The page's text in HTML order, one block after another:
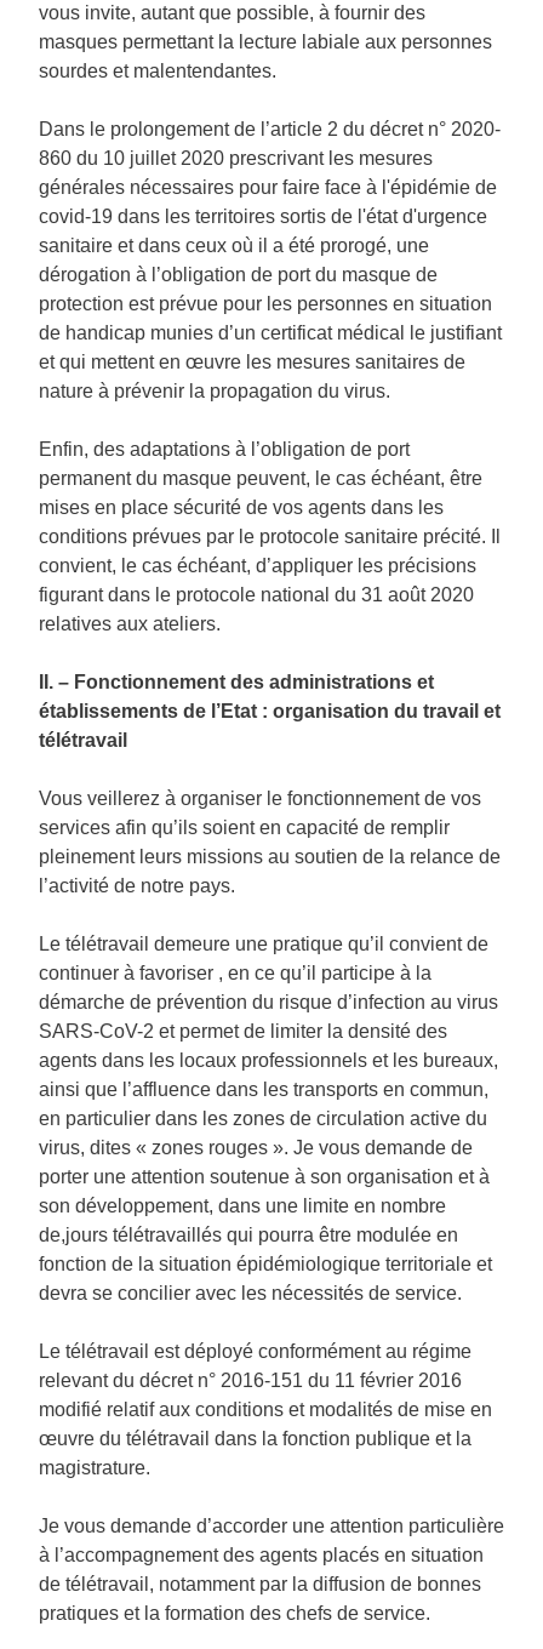
vous invite, autant que possible, à fournir des
masques permettant la lecture labiale aux personnes
sourdes et malentendantes.
Dans le prolongement de l’article 2 du décret n° 2020-
860 du 10 juillet 2020 prescrivant les mesures
générales nécessaires pour faire face à l'épidémie de
covid-19 dans les territoires sortis de l'état d'urgence
sanitaire et dans ceux où il a été prorogé, une
dérogation à l’obligation de port du masque de
protection est prévue pour les personnes en situation
de handicap munies d’un certificat médical le justifiant
et qui mettent en œuvre les mesures sanitaires de
nature à prévenir la propagation du virus.
Enfin, des adaptations à l’obligation de port
permanent du masque peuvent, le cas échéant, être
mises en place sécurité de vos agents dans les
conditions prévues par le protocole sanitaire précité. Il
convient, le cas échéant, d’appliquer les précisions
figurant dans le protocole national du 31 août 2020
relatives aux ateliers.
II. – Fonctionnement des administrations et
établissements de l’Etat : organisation du travail et
télétravail
Vous veillerez à organiser le fonctionnement de vos
services afin qu’ils soient en capacité de remplir
pleinement leurs missions au soutien de la relance de
l’activité de notre pays.
Le télétravail demeure une pratique qu’il convient de
continuer à favoriser , en ce qu’il participe à la
démarche de prévention du risque d’infection au virus
SARS-CoV-2 et permet de limiter la densité des
agents dans les locaux professionnels et les bureaux,
ainsi que l’affluence dans les transports en commun,
en particulier dans les zones de circulation active du
virus, dites « zones rouges ». Je vous demande de
porter une attention soutenue à son organisation et à
son développement, dans une limite en nombre
de,jours télétravaillés qui pourra être modulée en
fonction de la situation épidémiologique territoriale et
devra se concilier avec les nécessités de service.
Le télétravail est déployé conformément au régime
relevant du décret n° 2016-151 du 11 février 2016
modifié relatif aux conditions et modalités de mise en
œuvre du télétravail dans la fonction publique et la
magistrature.
Je vous demande d’accorder une attention particulière
à l’accompagnement des agents placés en situation
de télétravail, notamment par la diffusion de bonnes
pratiques et la formation des chefs de service.